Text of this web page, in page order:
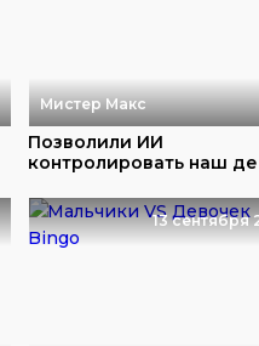
Мистер Макс
Позволили ИИ
контролировать наш
13 сентября